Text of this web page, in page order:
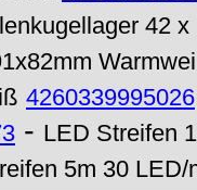
42
4260339995026
- LED Streifen
5m 30